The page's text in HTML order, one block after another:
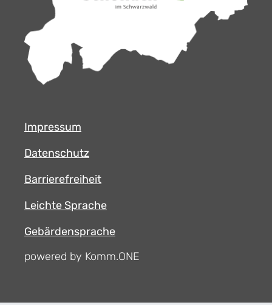
Impressum
Datenschutz
Barrierefreiheit
Leichte Sprache
Gebärdensprache
powered by Komm.ONE